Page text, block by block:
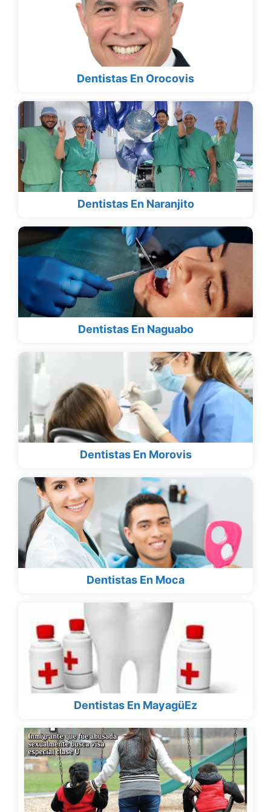
Dentistas En Orocovis
Dentistas En Naranjito
Dentistas En Naguabo
Dentistas En Morovis
Dentistas En Moca
Dentistas En MayagüEz